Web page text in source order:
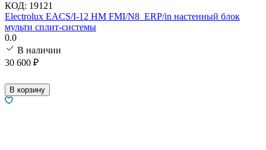
КОД: 19121
Electrolux EACS/I-12 HM FMI/N8_ERP/in настенный блок
мульти сплит-системы
0.0
В наличии
30 600 ₽
В корзину